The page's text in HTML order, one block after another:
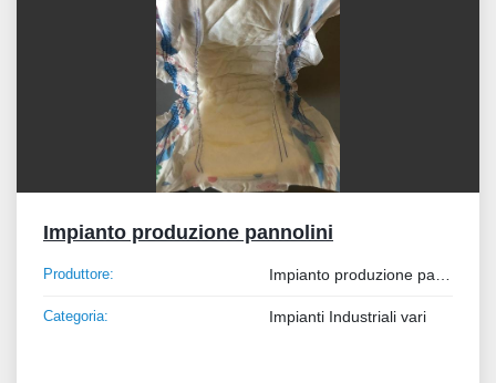
Ordina per
Impianto produzione pannolini
Produttore:
Categoria: Impianti Industriali vari